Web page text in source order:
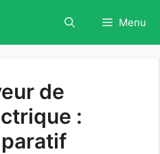
Menu
de
: